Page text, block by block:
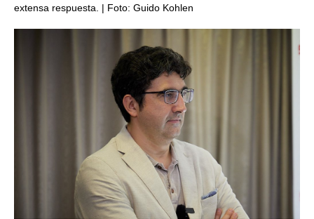
extensa respuesta. | Foto: Guido Kohlen